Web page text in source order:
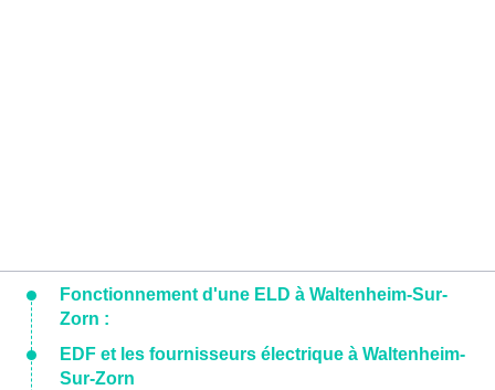
Fonctionnement d'une ELD à Waltenheim-Sur-
Zorn :
EDF et les fournisseurs électrique à Waltenheim-
Sur-Zorn